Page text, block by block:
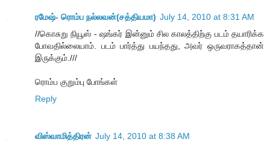
ரமேஷ்- ரொம்ப நல்லவன்(சத்தியமா) July 14, 2010 at 8:31 AM
//கொசுறு நியூஸ் - ஷங்கர் இன்னும் சில காலத்திற்கு படம் தயாரிக்க
போவதில்லையாம். படம் பார்த்து பயந்தது, அவர் ஒருவராகத்தான்
இருக்கும்.///
ரொம்ப குறும்பு போங்கள்
Reply
விஸ்வாமித்திரன் July 14, 2010 at 8:38 AM